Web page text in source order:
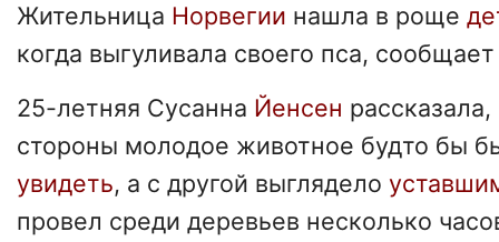
Жительница Норвегии нашла в роще
когда выгуливала своего пса,
25-летняя Сусанна Йенсен
стороны молодое животное будто бы
увидеть, а с другой выглядело
провел среди деревьев несколько